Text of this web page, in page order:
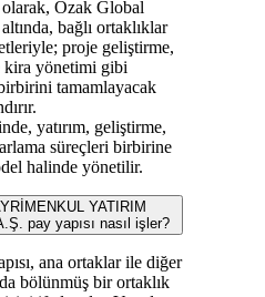
Özak Global
bağlı ortaklıklar
proje geliştirme,
kira yönetimi gibi
tamamlayacak
yatırım, geliştirme,
süreçleri birbirine
halinde yönetilir.
YATIRIM
pay yapısı nasıl işler?
ana ortaklar ile diğer
bölünmüş bir ortaklık